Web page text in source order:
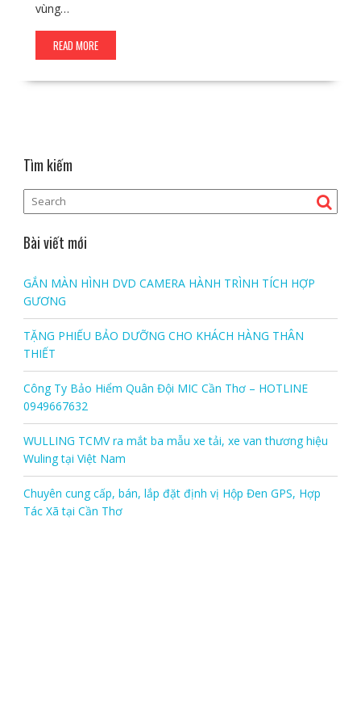
vùng…
READ MORE
Tìm kiếm
Bài viết mới
GẮN MÀN HÌNH DVD CAMERA HÀNH TRÌNH TÍCH HỢP
GƯƠNG
TẶNG PHIẾU BẢO DƯỠNG CHO KHÁCH HÀNG THÂN
THIẾT
Công Ty Bảo Hiểm Quân Đội MIC Cần Thơ – HOTLINE
0949667632
WULLING TCMV ra mắt ba mẫu xe tải, xe van thương hiệu
Wuling tại Việt Nam
Chuyên cung cấp, bán, lắp đặt định vị Hộp Đen GPS, Hợp
Tác Xã tại Cần Thơ